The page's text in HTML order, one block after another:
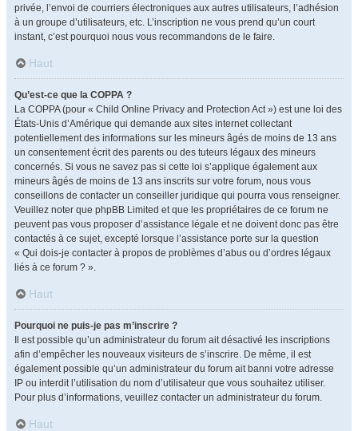
privée, l’envoi de courriers électroniques aux autres utilisateurs, l’adhésion
à un groupe d’utilisateurs, etc. L’inscription ne vous prend qu’un court
instant, c’est pourquoi nous vous recommandons de le faire.
Haut
Qu’est-ce que la COPPA ?
La COPPA (pour « Child Online Privacy and Protection Act ») est une loi des
États-Unis d’Amérique qui demande aux sites internet collectant
potentiellement des informations sur les mineurs âgés de moins de 13 ans
un consentement écrit des parents ou des tuteurs légaux des mineurs
concernés. Si vous ne savez pas si cette loi s’applique également aux
mineurs âgés de moins de 13 ans inscrits sur votre forum, nous vous
conseillons de contacter un conseiller juridique qui pourra vous renseigner.
Veuillez noter que phpBB Limited et que les propriétaires de ce forum ne
peuvent pas vous proposer d’assistance légale et ne doivent donc pas être
contactés à ce sujet, excepté lorsque l’assistance porte sur la question
« Qui dois-je contacter à propos de problèmes d’abus ou d’ordres légaux
liés à ce forum ? ».
Haut
Pourquoi ne puis-je pas m’inscrire ?
Il est possible qu’un administrateur du forum ait désactivé les inscriptions
afin d’empêcher les nouveaux visiteurs de s’inscrire. De même, il est
également possible qu’un administrateur du forum ait banni votre adresse
IP ou interdit l’utilisation du nom d’utilisateur que vous souhaitez utiliser.
Pour plus d’informations, veuillez contacter un administrateur du forum.
Haut